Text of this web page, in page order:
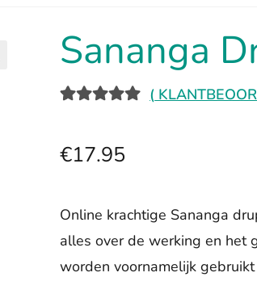
Sananga
OP 5
D OP
KLANTBEO
(
€17.95
Online krachtige Sananga
alles over de werking en het
worden voornamelijk